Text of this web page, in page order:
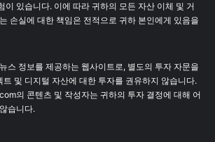
이 있습니다. 이에 따라 귀하의 모든 자산 이체 및 거
손실에 대한 책임은 전적으로 귀하 본인에게 있음을
스 정보를 제공하는 웹사이트로, 별도의 투자 자문을
및 디지털 자산에 대한 투자를 권유하지 않습니다.
의 콘텐츠 및 작성자는 귀하의 투자 결정에 대해 어
습니다.